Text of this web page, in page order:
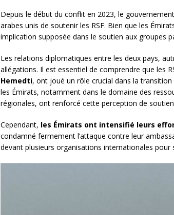
Depuis le début du conflit en 2023, le
arabes unis de soutenir les RSF. Bien que les
implication supposée dans le soutien aux groupes
Les relations diplomatiques entre les deux pays,
allégations. Il est essentiel de comprendre que les
Hemedti, ont joué un rôle crucial dans la
les Émirats, notamment dans le domaine des
régionales, ont renforcé cette perception de
Cependant, les Émirats ont intensifié leurs
condamné fermement l’attaque contre leur
devant plusieurs organisations internationales pour